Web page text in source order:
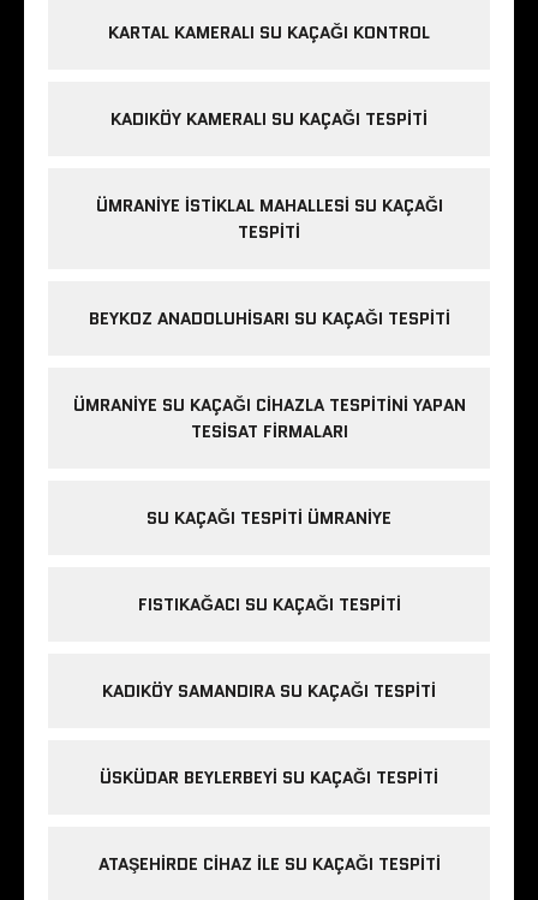
KARTAL KAMERALI SU KAÇAĞI KONTROL
KADIKÖY KAMERALI SU KAÇAĞI TESPITI
ÜMRANIYE İSTIKLAL MAHALLESI SU KAÇAĞI
TESPITI
BEYKOZ ANADOLUHISARI SU KAÇAĞI TESPITI
ÜMRANIYE SU KAÇAĞI CIHAZLA TESPITINI YAPAN
TESISAT FIRMALARI
SU KAÇAĞI TESPITI ÜMRANIYE
FISTIKAĞACI SU KAÇAĞI TESPITI
KADIKÖY SAMANDIRA SU KAÇAĞI TESPITI
ÜSKÜDAR BEYLERBEYI SU KAÇAĞI TESPITI
ATAŞEHIRDE CIHAZ ILE SU KAÇAĞI TESPITI